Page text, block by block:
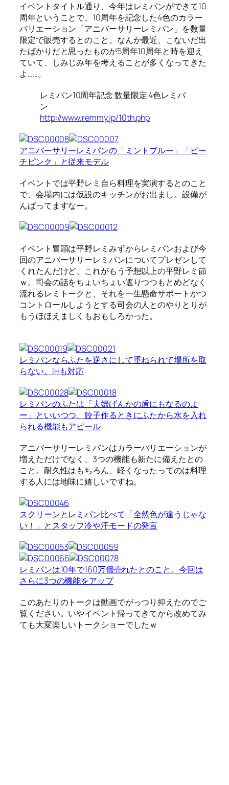
イベントタイトル通り、今年はレミパンができて10
周年ということで、10周年を記念した4色のカラー
バリエーション「アニバーサリーレミパン」を数量
限定で販売するとのこと。なんか最近、こないだ出
たばかりだと思ったものが5周年10周年と時を迎え
ていて、しみじみ年を考えることが多くなってきた
よ……。
レミパン10周年記念 数量限定 4色レミパ
ン
http://www.remmy.jp/10th.php
アニバーサリーレミパンの「ミントブルー」「ピー
チピンク」と従来モデル
イベントでは平野レミ自ら料理を実演するとのこと
で、会場内には仮設のキッチンがお出まし。設備が
んばってますなー。
イベント冒頭は平野レミみずからレミパンおよび今
回のアニバーサリーレミパンについてプレゼンして
くれたんだけど、これがもう予想以上の平野レミ節
ｗ。司会の話をちょいちょい遮りつつもとめどなく
流れるレミトークと、それを一生懸命サポートかつ
コントロールしようとする司会の人とのやりとりが
もうほほえましくもおもしろかった。
レミパンならふたを逆さにして重ねられて場所を取
らない。IHも対応
レミパンのふたは「夫婦げんかの盾にもなるのよ
ー」といいつつ、餃子作るときにふたから水を入れ
られる機能もアピール
アニバーサリーレミパンはカラーバリエーションが
増えただけでなく、3つの機能も新たに備えたとの
こと。耐久性はもちろん、軽くなったってのは料理
する人には地味に嬉しいですね。
スクリーンとレミパン比べて「全然色が違うじゃな
い！」とスタッフ冷や汗モードの発言
レミパンは10年で160万個売れたとのこと。今回は
さらに3つの機能をアップ
このあたりのトークは動画でがっつり抑えたのでご
覧ください。いやイベント帰ってきてから改めてみ
ても大変楽しいトークショーでしたｗ